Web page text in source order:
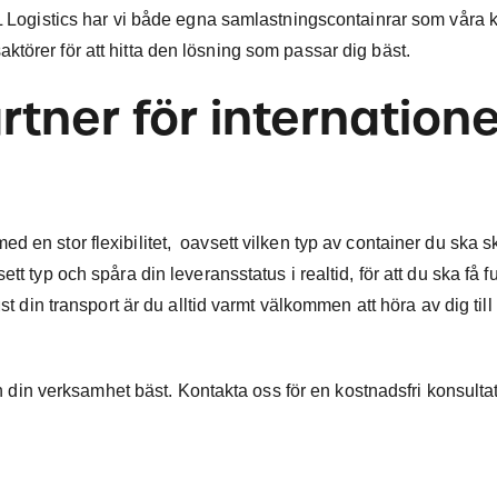
har vi både egna samlastningscontainrar som våra
för att hitta den lösning som passar dig bäst.
för
en stor flexibilitet, oavsett vilken typ av container du ska
typ och spåra din leveransstatus i realtid, för att du ska få
din transport är du alltid varmt välkommen att höra av dig till
verksamhet bäst. Kontakta oss för en kostnadsfri